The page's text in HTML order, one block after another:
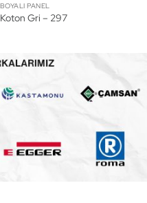
BOYALI PANEL
Koton Gri – 297